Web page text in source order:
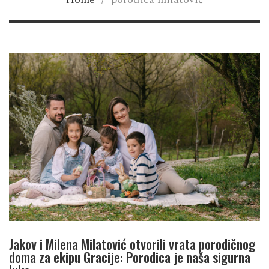
Jakov i Milena Milatović otvorili vrata porodičnog
doma za ekipu Gracije: Porodica je naša sigurna